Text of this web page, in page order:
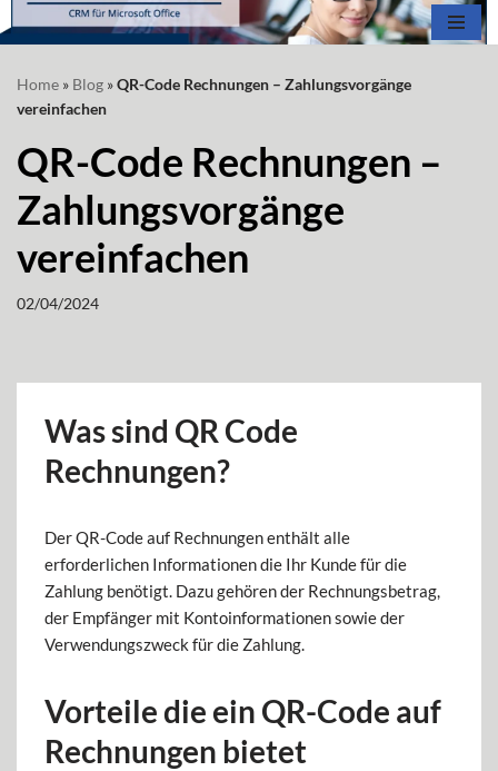
Inhalt
springen
Home » Blog »QR-Code Rechnungen – Zahlungsvorgänge
vereinfachen
QR-Code Rechnungen –
Zahlungsvorgänge
vereinfachen
02/04/2024
Was sind QR Code
Rechnungen?
Der QR-Code auf Rechnungen enthält alle
erforderlichen Informationen die Ihr Kunde für die
Zahlung benötigt. Dazu gehören der Rechnungsbetrag,
der Empfänger mit Kontoinformationen sowie der
Verwendungszweck für die Zahlung.
Vorteile die ein QR-Code auf
Rechnungen bietet